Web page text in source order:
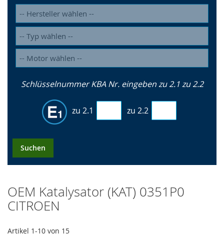
Schlüsselnummer KBA Nr. eingeben zu 2.1 zu 2.2
zu 2.1 zu 2.2
Suchen
OEM Katalysator (KAT) 0351P0
CITROEN
Artikel 1-10 von 15